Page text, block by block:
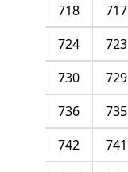
717
718
723
724
729
730
735
736
741
742